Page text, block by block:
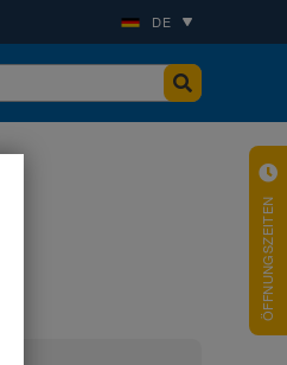
DE
ÖFFNUNGSZEITEN